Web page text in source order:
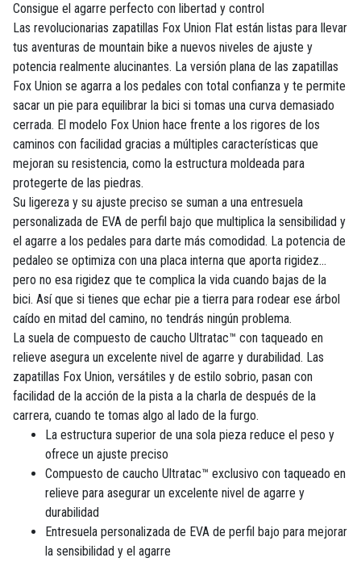
Consigue el agarre perfecto con libertad y control
Las revolucionarias zapatillas Fox Union Flat están listas para llevar
tus aventuras de mountain bike a nuevos niveles de ajuste y
potencia realmente alucinantes. La versión plana de las zapatillas
Fox Union se agarra a los pedales con total confianza y te permite
sacar un pie para equilibrar la bici si tomas una curva demasiado
cerrada. El modelo Fox Union hace frente a los rigores de los
caminos con facilidad gracias a múltiples características que
mejoran su resistencia, como la estructura moldeada para
protegerte de las piedras.
Su ligereza y su ajuste preciso se suman a una entresuela
personalizada de EVA de perfil bajo que multiplica la sensibilidad y
el agarre a los pedales para darte más comodidad. La potencia de
pedaleo se optimiza con una placa interna que aporta rigidez...
pero no esa rigidez que te complica la vida cuando bajas de la
bici. Así que si tienes que echar pie a tierra para rodear ese árbol
caído en mitad del camino, no tendrás ningún problema.
La suela de compuesto de caucho Ultratac™ con taqueado en
relieve asegura un excelente nivel de agarre y durabilidad. Las
zapatillas Fox Union, versátiles y de estilo sobrio, pasan con
facilidad de la acción de la pista a la charla de después de la
carrera, cuando te tomas algo al lado de la furgo.
La estructura superior de una sola pieza reduce el peso y
ofrece un ajuste preciso
Compuesto de caucho Ultratac™ exclusivo con taqueado en
relieve para asegurar un excelente nivel de agarre y
durabilidad
Entresuela personalizada de EVA de perfil bajo para mejorar
la sensibilidad y el agarre